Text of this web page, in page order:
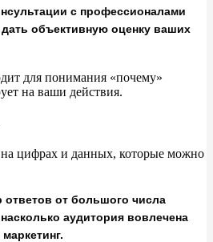
с профессионалами
объективную оценку ваших
для понимания «почему»
на ваши действия.
цифрах и данных, которые можно
от большого числа
аудитория вовлечена